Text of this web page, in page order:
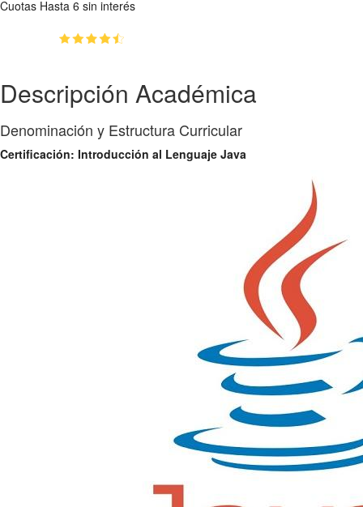
Cuotas Hasta 6 sin interés
Descripción Académica
Denominación y Estructura Curricular
Certificación: Introducción al Lenguaje Java